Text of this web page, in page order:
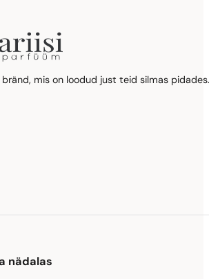
Sarnased lõhna noodid
Lady Million Prive
bränd, mis on loodud just teid silmas
nädalas